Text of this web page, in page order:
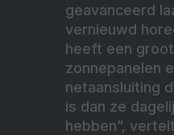
geavanceerd
vernieuwd
heeft een
zonnepanelen
netaansluiting
is dan ze
hebben”,